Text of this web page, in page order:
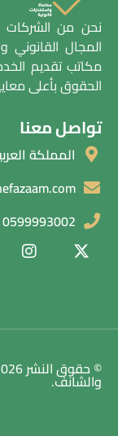
نحن من الشركات
المجال
مكاتب تقديم
الحقوق بأعلى
تواصل معنا
المملكة
0599993002
والشانف.